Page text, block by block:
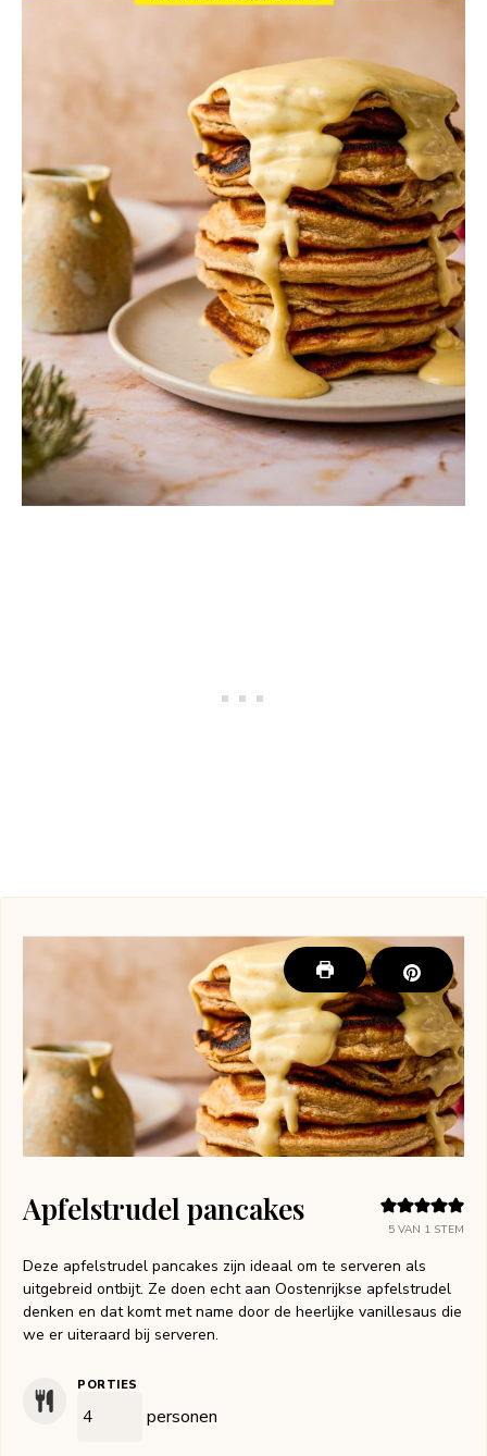
5 VAN 1 STEM
Apfelstrudel pancakes
Deze apfelstrudel pancakes zijn ideaal om te serveren als
uitgebreid ontbijt. Ze doen echt aan Oostenrijkse apfelstrudel
denken en dat komt met name door de heerlijke vanillesaus die
we er uiteraard bij serveren.
PORTIES
personen